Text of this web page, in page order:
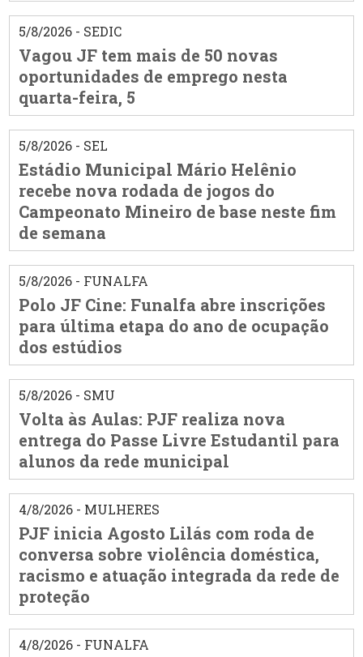
5/8/2026 - SEDIC
Vagou JF tem mais de 50 novas
oportunidades de emprego nesta
quarta-feira, 5
5/8/2026 - SEL
Estádio Municipal Mário Helênio
recebe nova rodada de jogos do
Campeonato Mineiro de base neste fim
de semana
5/8/2026 - FUNALFA
Polo JF Cine: Funalfa abre inscrições
para última etapa do ano de ocupação
dos estúdios
5/8/2026 - SMU
Volta às Aulas: PJF realiza nova
entrega do Passe Livre Estudantil para
alunos da rede municipal
4/8/2026 - MULHERES
PJF inicia Agosto Lilás com roda de
conversa sobre violência doméstica,
racismo e atuação integrada da rede de
proteção
4/8/2026 - FUNALFA